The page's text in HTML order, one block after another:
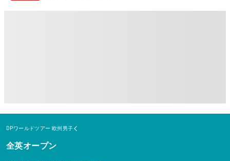
DPワールドツアー 欧州男子
全英オープン